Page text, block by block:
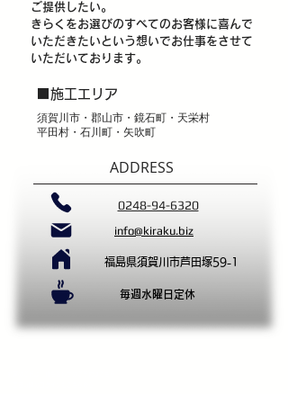
ご提供したい。
きらくをお選びのすべてのお客様に喜んで
いただきたいという想いでお仕事をさせて
いただいております。
施工エリア
​須賀川市・郡山市・鏡石町・天栄村
平田村・石川町・矢吹町
ADDRESS
info@kiraku.biz
0248-94-6320
福島県須賀川市芦田塚59-1
​毎週水曜日定休